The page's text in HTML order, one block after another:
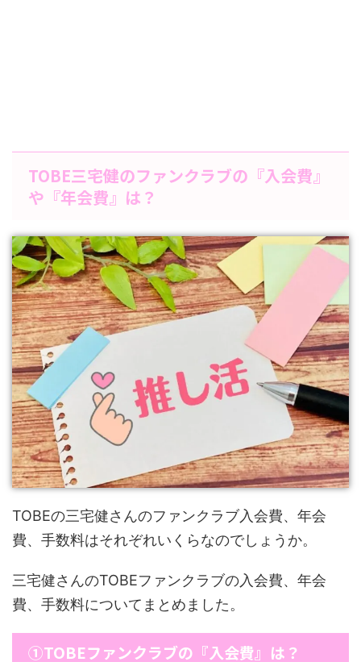
TOBE三宅健のファンクラブの『入会費』
や『年会費』は？
TOBEの三宅健さんのファンクラブ入会費、年会
費、手数料はそれぞれいくらなのでしょうか。
三宅健さんのTOBEファンクラブの入会費、年会
費、手数料についてまとめました。
①TOBEファンクラブの『入会費』は？